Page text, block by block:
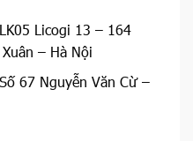
LK05 Licogi 13 – 164
– Hà Nội
Số 67 Nguyễn Văn Cừ –